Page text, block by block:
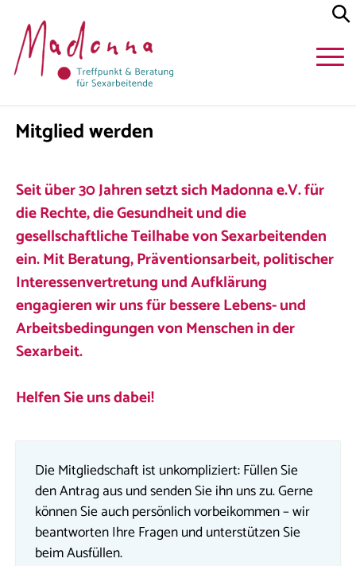
Mitglied werden
Seit über 30 Jahren setzt sich Madonna e.V. für
die Rechte, die Gesundheit und die
gesellschaftliche Teilhabe von Sexarbeitenden
ein. Mit Beratung, Präventionsarbeit, politischer
Interessenvertretung und Aufklärung
engagieren wir uns für bessere Lebens- und
Arbeitsbedingungen von Menschen in der
Sexarbeit.
Helfen Sie uns dabei!
Die Mitgliedschaft ist unkompliziert: Füllen Sie
den Antrag aus und senden Sie ihn uns zu. Gerne
können Sie auch persönlich vorbeikommen – wir
beantworten Ihre Fragen und unterstützen Sie
beim Ausfüllen.